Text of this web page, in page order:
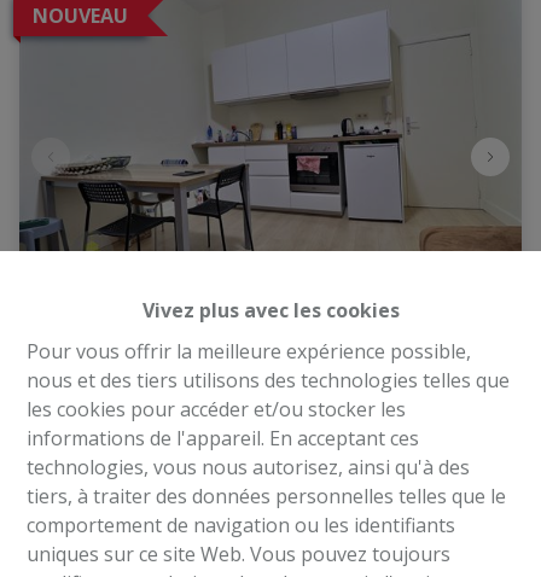
Vivez plus avec les cookies
Pour vous offrir la meilleure expérience possible,
nous et des tiers utilisons des technologies telles que
les cookies pour accéder et/ou stocker les
informations de l'appareil. En acceptant ces
technologies, vous nous autorisez, ainsi qu'à des
tiers, à traiter des données personnelles telles que le
comportement de navigation ou les identifiants
uniques sur ce site Web. Vous pouvez toujours
NOUVEAU
Immeuble
1030 Schaerbeek|Ref : 2328
€ 580.000